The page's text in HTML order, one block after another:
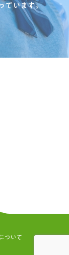
ています。
ついて